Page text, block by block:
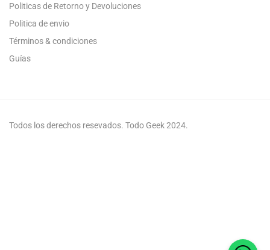
Politicas de Retorno y Devoluciones
Politica de envio
Términos & condiciones
Guías
Todos los derechos resevados. Todo Geek 2024.